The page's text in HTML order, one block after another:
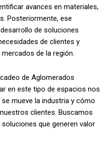
avances en materiales,
Posteriormente, ese
de soluciones
de clientes y
de la región.
de Aglomerados
en este tipo de espacios nos
mueve la industria y cómo
clientes. Buscamos
que generen valor